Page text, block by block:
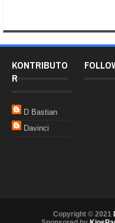
KONTRIBUTO
R
D Bastian
Davinci
Copyright © 2021